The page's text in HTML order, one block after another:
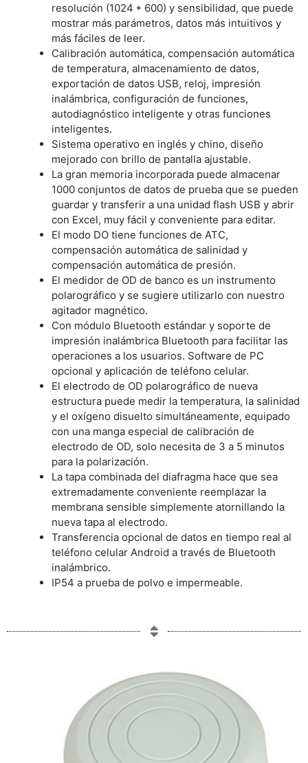
resolución (1024 * 600) y sensibilidad, que puede
mostrar más parámetros, datos más intuitivos y
más fáciles de leer.
Calibración automática, compensación automática
de temperatura, almacenamiento de datos,
exportación de datos USB, reloj, impresión
inalámbrica, configuración de funciones,
autodiagnóstico inteligente y otras funciones
inteligentes.
Sistema operativo en inglés y chino, diseño
mejorado con brillo de pantalla ajustable.
La gran memoria incorporada puede almacenar
1000 conjuntos de datos de prueba que se pueden
guardar y transferir a una unidad flash USB y abrir
con Excel, muy fácil y conveniente para editar.
El modo DO tiene funciones de ATC,
compensación automática de salinidad y
compensación automática de presión.
El medidor de OD de banco es un instrumento
polarográfico y se sugiere utilizarlo con nuestro
agitador magnético.
Con módulo Bluetooth estándar y soporte de
impresión inalámbrica Bluetooth para facilitar las
operaciones a los usuarios. Software de PC
opcional y aplicación de teléfono celular.
El electrodo de OD polarográfico de nueva
estructura puede medir la temperatura, la salinidad
y el oxígeno disuelto simultáneamente, equipado
con una manga especial de calibración de
electrodo de OD, solo necesita de 3 a 5 minutos
para la polarización.
La tapa combinada del diafragma hace que sea
extremadamente conveniente reemplazar la
membrana sensible simplemente atornillando la
nueva tapa al electrodo.
Transferencia opcional de datos en tiempo real al
teléfono celular Android a través de Bluetooth
inalámbrico.
IP54 a prueba de polvo e impermeable.